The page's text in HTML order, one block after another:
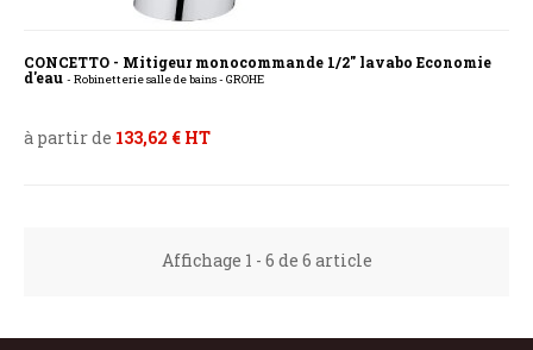
CONCETTO - Mitigeur monocommande 1/2" lavabo Economie
d'eau - Robinetterie salle de bains - GROHE
à partir de 133,62 € HT
Affichage 1 - 6 de 6 article